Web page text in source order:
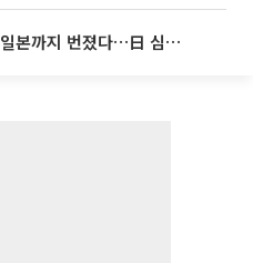
축구협회 '성 접대 의혹' 일본까지 번졌다…日 심판 실명 공개